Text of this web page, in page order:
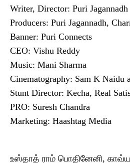
Writer, Director: Puri Jagannadh
Producers: Puri Jagannadh,
Banner: Puri Connects
CEO: Vishu Reddy
Music: Mani Sharma
Cinematography: Sam K Naidu
Stunt Director: Kecha, Real
PRO: Suresh Chandra
Marketing: Haashtag Media
உஸ்தாத் ராம் பொதினேனி,